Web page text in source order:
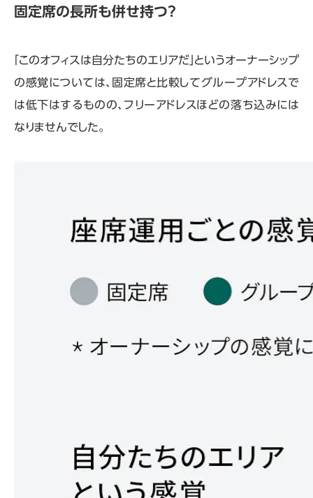
固定席の長所も併せ持つ？
「このオフィスは自分たちのエリアだ」というオーナーシップ
の感覚については、固定席と比較してグループアドレスで
は低下はするものの、フリーアドレスほどの落ち込みには
なりませんでした。